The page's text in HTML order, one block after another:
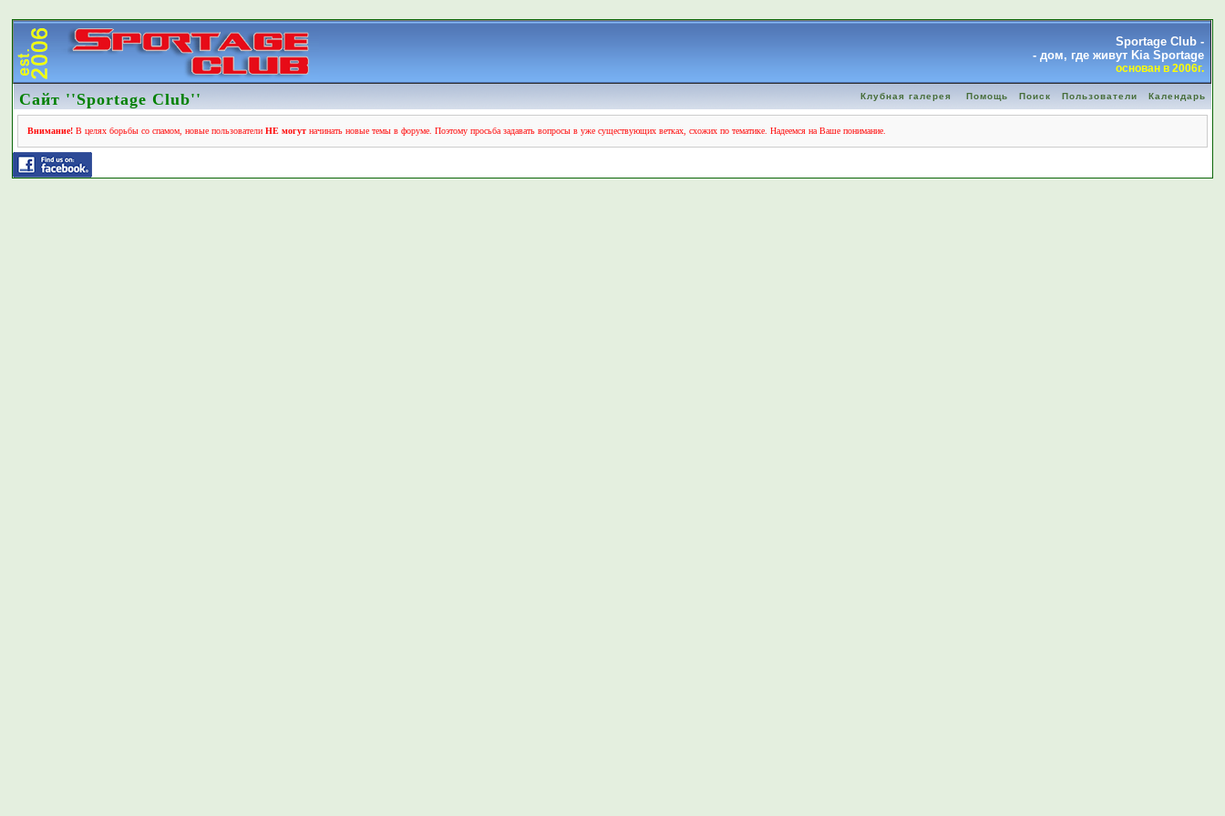
Sportage Club -
- дом, где живут Kia Sportage
основан в 2006г.
Сайт ''Sportage Club'' Клубная галерея Помощь Поиск Пользователи Календарь
Внимание! В целях борьбы со спамом, новые пользователиНЕ могут начинать новые темы в форуме. Поэтому просьба задавать вопросы в уже существующих ветках, схожих по тематике. Надеемся на Ваше понимание.